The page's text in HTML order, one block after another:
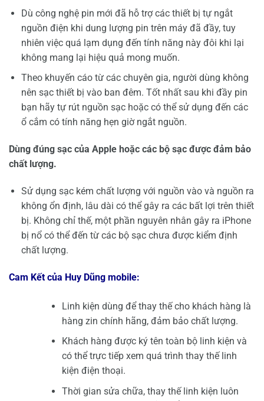
Dù công nghệ pin mới đã hỗ trợ các thiết bị tự ngắt
nguồn điện khi dung lượng pin trên máy đã đầy, tuy
nhiên việc quá lạm dụng đến tính năng này đôi khi lại
không mang lại hiệu quả mong muốn.
Theo khuyến cáo từ các chuyên gia, người dùng không
nên sạc thiết bị vào ban đêm. Tốt nhất sau khi đầy pin
bạn hãy tự rút nguồn sạc hoặc có thể sử dụng đến các
ổ cắm có tính năng hẹn giờ ngắt nguồn.
Dùng đúng sạc của Apple hoặc các bộ sạc được đảm bảo
chất lượng.
Sử dụng sạc kém chất lượng với nguồn vào và nguồn ra
không ổn định, lâu dài có thể gây ra các bất lợi trên thiết
bị. Không chỉ thế, một phần nguyên nhân gây ra iPhone
bị nổ có thể đến từ các bộ sạc chưa được kiểm định
chất lượng.
Cam Kết của Huy Dũng mobile:
Linh kiện dùng để thay thế cho khách hàng là
hàng zin chính hãng, đảm bảo chất lượng.
Khách hàng được ký tên toàn bộ linh kiện và
có thể trực tiếp xem quá trình thay thế linh
kiện điện thoại.
Thời gian sửa chữa, thay thế linh kiện luôn